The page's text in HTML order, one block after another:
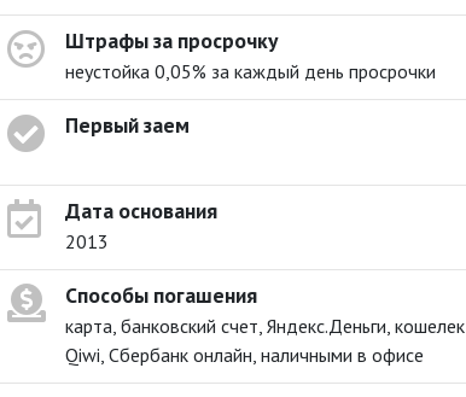
Штрафы за просрочку
неустойка 0,05% за каждый день просрочки
Первый заем
Дата основания
2013
Способы погашения
карта, банковский счет, Яндекс.Деньги, кошелек
Qiwi, Сбербанк онлайн, наличными в офисе